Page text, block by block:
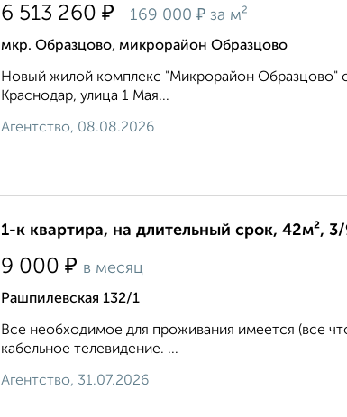
6 513 260 ₽ 169 000 ₽ за м²
мкр. Образцово, микрорайон Образцово
Новый жилой комплекс "Микрорайон Образцово"
Краснодар, улица 1 Мая...
Агентство, 08.08.2026
1-к квартира, на длительный срок, 42м²,
9 000 ₽ в месяц
Рашпилевская 132/1
Все необходимое для проживания имеется (все
кабельное телевидение. ...
Агентство, 31.07.2026